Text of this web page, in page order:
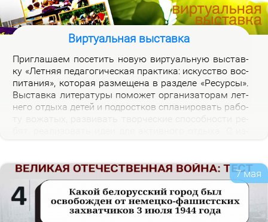
Виртуальная выставка
При­гла­ша­ем по­се­тить но­вую вир­ту­аль­ную вы­став­
ку «Лет­няя пе­да­го­ги­че­ская прак­ти­ка: ис­кус­ство вос­
пи­та­ния», ко­то­рая раз­ме­ще­на в раз­де­ле «Ре­сур­сы».
Вы­став­ка ли­те­ра­ту­ры по­мо­жет ор­га­ни­за­то­рам лет­
не­го от­ды­ха де­тей и под­рост­ков спла­ни­ро­вать ра­бо­
вер­си­те­та.
7 мая